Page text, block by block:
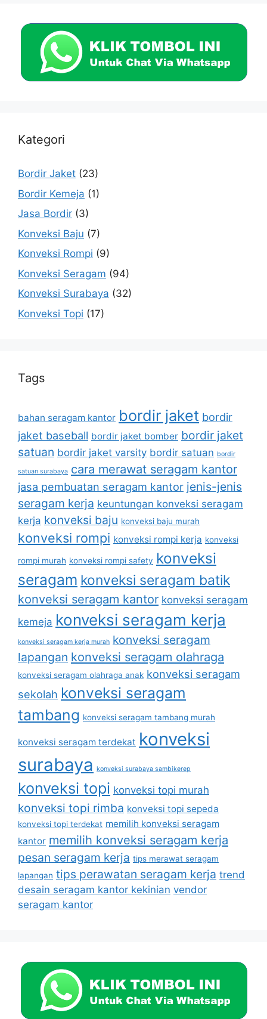
Kategori
Bordir Jaket (23)
Bordir Kemeja (1)
Jasa Bordir (3)
Konveksi Baju (7)
Konveksi Rompi (9)
Konveksi Seragam (94)
Konveksi Surabaya (32)
Konveksi Topi (17)
Tags
bahan seragam kantor bordir jaket bordir
jaket baseball bordir jaket bomber bordir jaket
satuan bordir jaket varsity bordir satuan bordir
satuan surabaya cara merawat seragam kantor
jasa pembuatan seragam kantor jenis-jenis
seragam kerja keuntungan konveksi seragam
kerja konveksi baju konveksi baju murah
konveksi rompi konveksi rompi kerja konveksi
rompi murah konveksi rompi safety konveksi
seragam konveksi seragam batik
konveksi seragam kantor konveksi seragam
kemeja konveksi seragam kerja
konveksi seragam kerja murah konveksi seragam
lapangan konveksi seragam olahraga
konveksi seragam olahraga anak konveksi seragam
sekolah konveksi seragam
tambang konveksi seragam tambang murah
konveksi seragam terdekat konveksi
surabaya konveksi surabaya sambikerep
konveksi topi konveksi topi murah
konveksi topi rimba konveksi topi sepeda
konveksi topi terdekat memilih konveksi seragam
kantor memilih konveksi seragam kerja
pesan seragam kerja tips merawat seragam
lapangan tips perawatan seragam kerja trend
desain seragam kantor kekinian vendor
seragam kantor